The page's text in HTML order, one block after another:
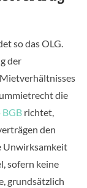
so das OLG.
der
die
BGB richtet,
den
sofern keine
grundsätzlich